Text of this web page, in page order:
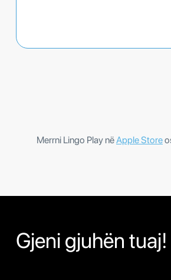
Merrni Lingo Play nëApple Store
Gjeni gjuhën tuaj!